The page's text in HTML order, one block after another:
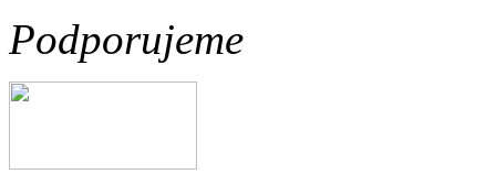
Podporujeme